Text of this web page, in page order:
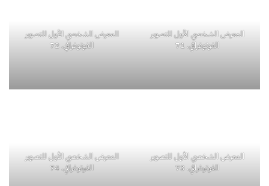
المعرض الشخصي الأول للتصوير
الفوتوغرافي. 71
المعرض الشخصي الأول للتصوير
الفوتوغرافي. 72
المعرض الشخصي الأول للتصوير
الفوتوغرافي. 73
المعرض الشخصي الأول للتصوير
الفوتوغرافي. 74